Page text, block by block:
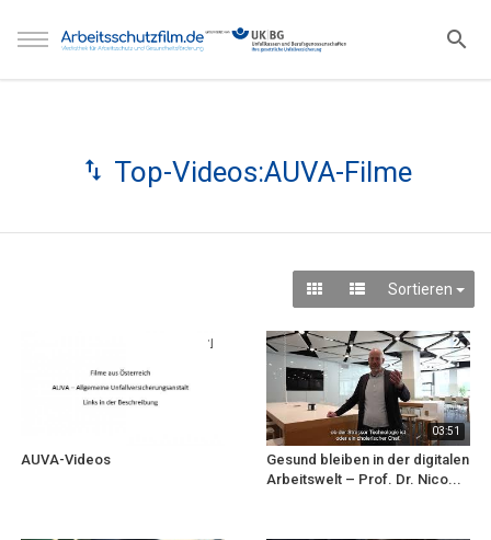
Top-Videos:AUVA-Filme
Sortieren
1
AUVA-Videos
03:51
2
Gesund bleiben in der digitalen
Arbeitswelt – Prof. Dr. Nico...